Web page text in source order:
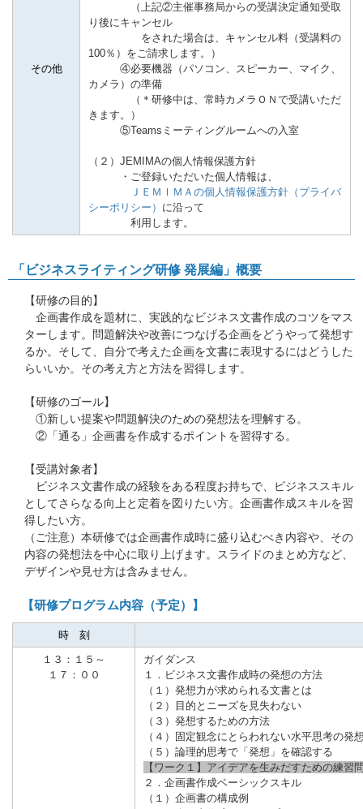
その他
（上記②主催事務局からの受講決定通知受取
り後にキャンセル
をされた場合は、キャンセル料（受講料の
100％）をご請求します。）
④必要機器（パソコン、スピーカー、マイク、
カメラ）の準備
（＊研修中は、常時カメラＯＮで受講いただ
きます。）
⑤Teams ミーティングルームへの入室
（２）JEMIMAの個人情報保護方針
・ご登録いただいた個人情報は、
ＪＥＭＩＭＡの個人情報保護方針（プライバ
シーポリシー） に沿って
利用します。
「ビジネスライティング研修 発展編」概要
【研修の目的】
企画書作成を題材に、実践的なビジネス文書作成のコツをマス
ターします。問題解決や改善につなげる企画をどうやって発想す
るか。そして、自分で考えた企画を文書に表現するにはどうした
らいいか。その考え方と方法を習得します。
【研修のゴール】
①新しい提案や問題解決のための発想法を理解する。
②「通る」企画書を作成するポイントを習得する。
【受講対象者】
ビジネス文書作成の経験をある程度お持ちで、ビジネススキル
としてさらなる向上と定着を図りたい方。企画書作成スキルを習
得したい方。
（ご注意）本研修では企画書作成時に盛り込むべき内容や、その
内容の発想法を中心に取り上げます。スライドのまとめ方など、
デザインや見せ方は含みません。
【研修プログラム内容（予定）】
時 刻
１３：１５ ～
１７：００
ガイダンス
１．ビジネス文書作成時の発想の方法
（１）発想力が求められる文書とは
（２）目的とニーズを見失わない
（３）発想するための方法
（４）固定観念にとらわれない水平思考の発
（５）論理的思考で「発想」を確認する
【ワーク１】アイデアを生みだすための練習
２．企画書作成ベーシックスキル
（１）企画書の構成例